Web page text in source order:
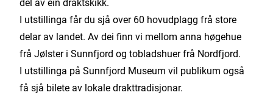
del av ein draktskikk.
I utstillinga får du sjå over 60 hovudplagg frå store
delar av landet. Av dei finn vi mellom anna høgehue
frå Jølster i Sunnfjord og tobladshuer frå Nordfjord.
I utstillinga på Sunnfjord Museum vil publikum også
få sjå bilete av lokale drakttradisjonar.